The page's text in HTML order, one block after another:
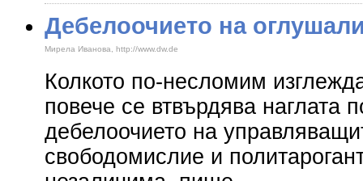
Дебелоочието на
Мирела Иванова, http://www.dw.de
Колкото по-несломим
повече се втвърдява наглата
дебелоочието на
свободомислие и